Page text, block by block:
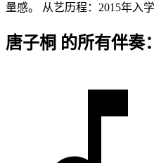
量感。 从艺历程：2015年入
唐子桐 的所有伴奏：